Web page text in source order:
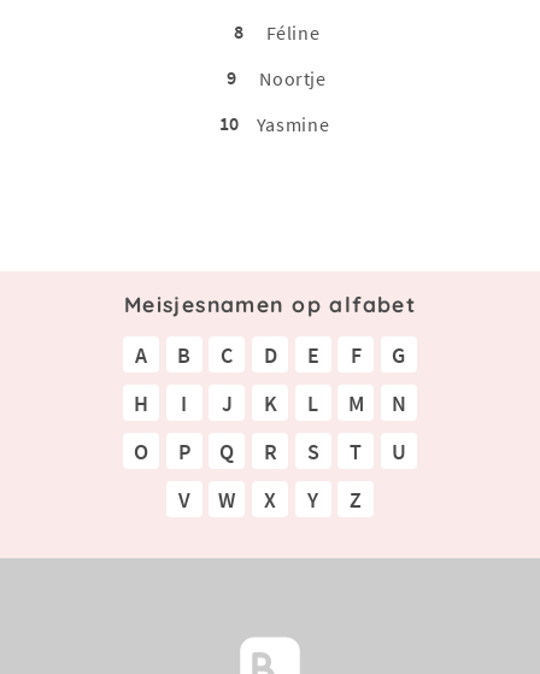
8
Féline
9
Noortje
10
Yasmine
Meisjesnamen op alfabet
A B C D E F
G
H
I J K L M
N
O
P Q R S T
U
V
W X Y Z